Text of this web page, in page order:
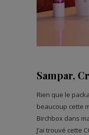
Sampar,
Rien que le
beaucoup cette
Birchbox dans
J’ai trouvé cette